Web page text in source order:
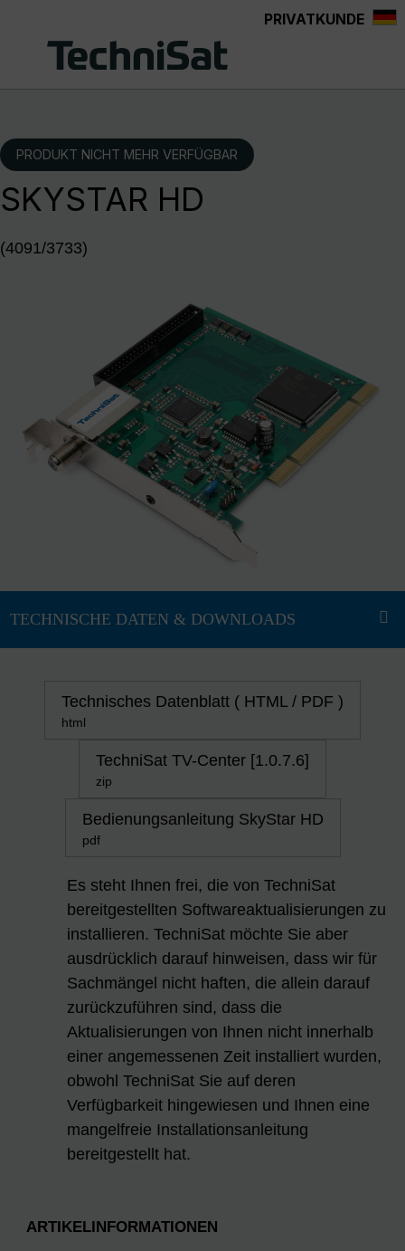
PRIVATKUNDE
PRODUKT NICHT MEHR VERFÜGBAR
SKYSTAR HD
(4091/3733)
Technisches Datenblatt ( HTML / PDF )
html
TechniSat TV-Center [1.0.7.6]
zip
Bedienungsanleitung SkyStar HD
pdf
Es steht Ihnen frei, die von TechniSat
bereitgestellten Softwareaktualisierungen zu
installieren. TechniSat möchte Sie aber
ausdrücklich darauf hinweisen, dass wir für
Sachmängel nicht haften, die allein darauf
zurückzuführen sind, dass die
Aktualisierungen von Ihnen nicht innerhalb
einer angemessenen Zeit installiert wurden,
obwohl TechniSat Sie auf deren
Verfügbarkeit hingewiesen und Ihnen eine
mangelfreie Installationsanleitung
bereitgestellt hat.
ARTIKELINFORMATIONEN